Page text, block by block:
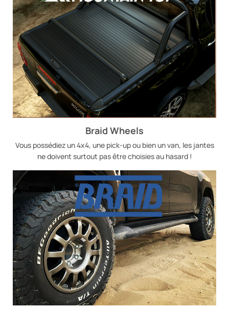
Braid Wheels
Vous possédiez un 4x4, une pick-up ou bien un van, les jantes
ne doivent surtout pas être choisies au hasard !